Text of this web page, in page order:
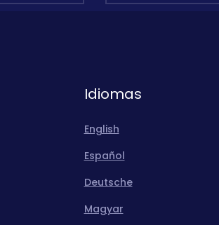
Idiomas
English
Español
Deutsche
Magyar